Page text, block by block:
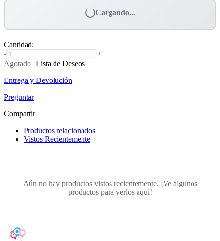
Cargando...
Cantidad:
-
+
Agotado Lista de Deseos
Entrega y Devolución
Preguntar
Compartir
Productos relacionados
Vistos Recientemente
Aún no hay productos vistos recientemente. ¡Ve algunos
productos para verlos aquí!